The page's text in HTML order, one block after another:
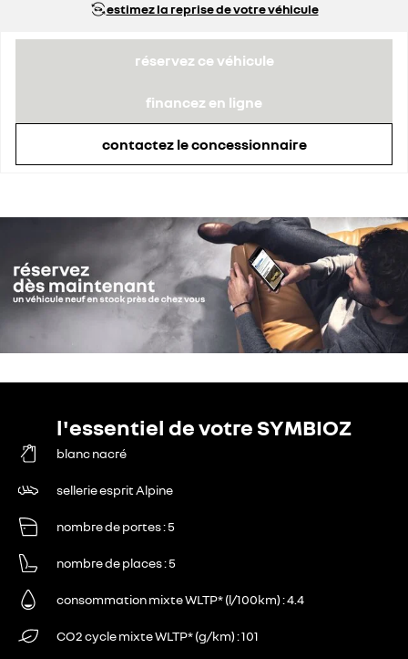
estimez la reprise de votre véhicule
réservez ce véhicule
financez en ligne
contactez le concessionnaire
l'essentiel de votre SYMBIOZ
blanc nacré
sellerie esprit Alpine
nombre de portes 5
nombre de places 5
consommation mixte WLTP* (l/100km) 4.4
CO2 cycle mixte WLTP* (g/km) 101